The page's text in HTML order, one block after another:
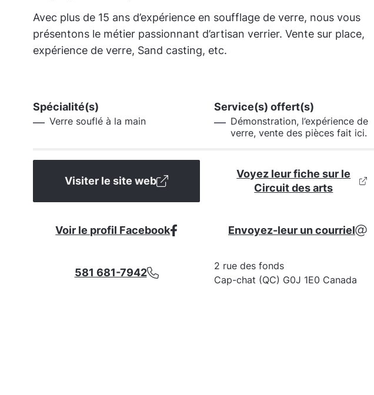
Avec plus de 15 ans d’expérience en soufflage de verre, nous vous
présentons le métier passionnant d’artisan verrier. Vente sur place,
expérience de verre, Sand casting, etc.
Spécialité(s)
Verre souflé à la main
Service(s) offert(s)
Démonstration, l’expérience de
verre, vente des pièces fait ici.
Visiter le site web
Voyez leur fiche sur le
Circuit des arts
Voir le profil Facebook Envoyez-leur un courriel
581 681-7942
2 rue des fonds
Cap-chat (QC) G0J 1E0 Canada